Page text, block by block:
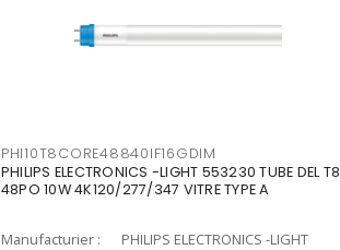
PHI10T8CORE48840IF16GDIM
PHILIPS ELECTRONICS -LIGHT 553230 TUBE DEL T8
48PO 10W 4K120/277/347 VITRE TYPE A
Manufacturier :
PHILIPS ELECTRONICS -LIGHT